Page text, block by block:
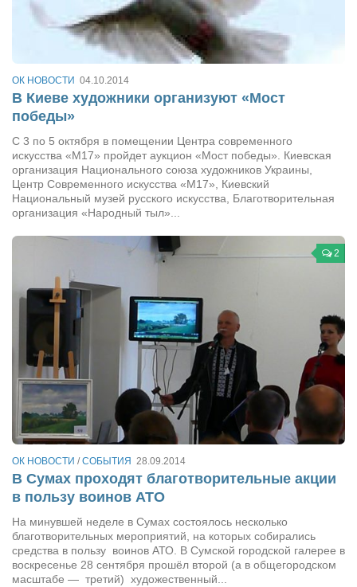
«Траверс» — экипировочный центр
Журналисты
Александр Гвоздик
Александр Кугук
Евгений Касьяненко
Сергей Коноз
Денис Федченко
Звукорежиссёры
Guitarproduction Studio
Писатели
Поэты
Режиссёры
Художники
Надія Белокур
Анна Гидора
Леонтий Костур
Римма Миленкова
Ирина Проценко
Александр Садовский
Сергей Степанов
ОК НОВОСТИ 04.10.2014
В Киеве художники организуют «Мост
победы»
С 3 по 5 октября в помещении Центра современного
искусства «М17» пройдет аукцион «Мост победы». Киевская
организация Национального союза художников Украины,
Центр Современного искусства «М17», Киевский
Национальный музей русского искусства, Благотворительная
организация «Народный тыл»...
2
ОК НОВОСТИ /СОБЫТИЯ 28.09.2014
В Сумах проходят благотворительные акции
в пользу воинов АТО
На минувшей неделе в Сумах состоялось несколько
благотворительных мероприятий, на которых собирались
средства в пользу воинов АТО. В Сумской городской галерее в
воскресенье 28 сентября прошёл второй (а в общегородском
масштабе — третий) художественный...